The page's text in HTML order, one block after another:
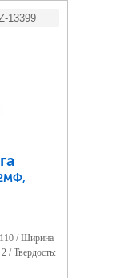
13399
/ Ширина
/ Твердость: